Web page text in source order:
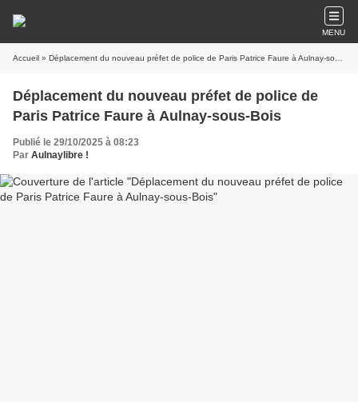
MENU
Accueil » Déplacement du nouveau préfet de police de Paris Patrice Faure à Aulnay-sous-Bois
Déplacement du nouveau préfet de police de
Paris Patrice Faure à Aulnay-sous-Bois
Publié le 29/10/2025 à 08:23
Par Aulnaylibre !